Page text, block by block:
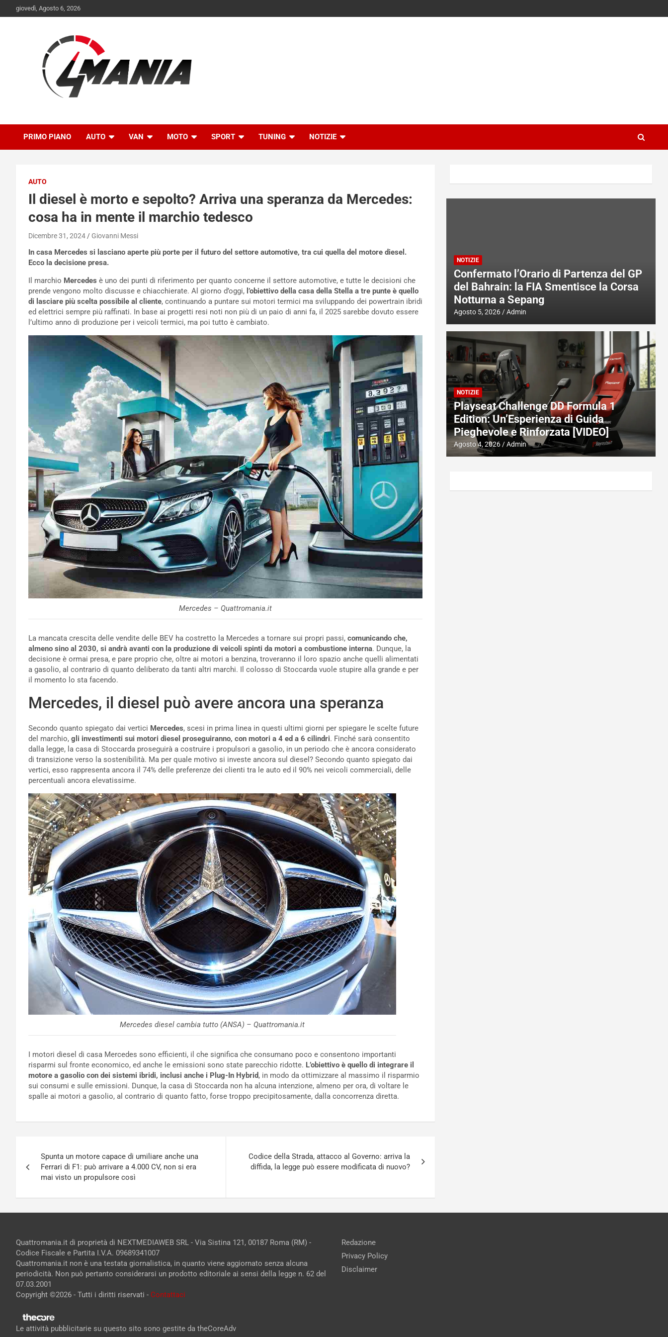
to
giovedì, Agosto 6, 2026
QuattroMania
PRIMO PIANO AUTO VAN MOTO SPORT TUNING NOTIZIE
AUTO
Il diesel è morto e sepolto? Arriva una speranza da Mercedes:
cosa ha in mente il marchio tedesco
Dicembre 31, 2024 Giovanni Messi
In casa Mercedes si lasciano aperte più porte per il futuro del settore automotive, tra cui quella del motore diesel.
Ecco la decisione presa.
Il marchio Mercedes è uno dei punti di riferimento per quanto concerne il settore automotive, e tutte le decisioni che
prende vengono molto discusse e chiacchierate. Al giorno d’oggi, l’obiettivo della casa della Stella a tre punte è quello
di lasciare più scelta possibile al cliente, continuando a puntare sui motori termici ma sviluppando dei powertrain ibridi
ed elettrici sempre più raffinati. In base ai progetti resi noti non più di un paio di anni fa, il 2025 sarebbe dovuto essere
l’ultimo anno di produzione per i veicoli termici, ma poi tutto è cambiato.
Mercedes – Quattromania.it
La mancata crescita delle vendite delle BEV ha costretto la Mercedes a tornare sui propri passi, comunicando che,
almeno sino al 2030, si andrà avanti con la produzione di veicoli spinti da motori a combustione interna. Dunque, la
decisione è ormai presa, e pare proprio che, oltre ai motori a benzina, troveranno il loro spazio anche quelli alimentati
a gasolio, al contrario di quanto deliberato da tanti altri marchi. Il colosso di Stoccarda vuole stupire alla grande e per
il momento lo sta facendo.
Mercedes, il diesel può avere ancora una speranza
Secondo quanto spiegato dai vertici Mercedes, scesi in prima linea in questi ultimi giorni per spiegare le scelte future
del marchio, gli investimenti sui motori diesel proseguiranno, con motori a 4 ed a 6 cilindri. Finché sarà consentito
dalla legge, la casa di Stoccarda proseguirà a costruire i propulsori a gasolio, in un periodo che è ancora considerato
di transizione verso la sostenibilità. Ma per quale motivo si investe ancora sul diesel? Secondo quanto spiegato dai
vertici, esso rappresenta ancora il 74% delle preferenze dei clienti tra le auto ed il 90% nei veicoli commerciali, delle
percentuali ancora elevatissime.
Mercedes diesel cambia tutto (ANSA) – Quattromania.it
I motori diesel di casa Mercedes sono efficienti, il che significa che consumano poco e consentono importanti
risparmi sul fronte economico, ed anche le emissioni sono state parecchio ridotte. L’obiettivo è quello di integrare il
motore a gasolio con dei sistemi ibridi, inclusi anche i Plug-In Hybrid, in modo da ottimizzare al massimo il risparmio
sui consumi e sulle emissioni. Dunque, la casa di Stoccarda non ha alcuna intenzione, almeno per ora, di voltare le
spalle ai motori a gasolio, al contrario di quanto fatto, forse troppo precipitosamente, dalla concorrenza diretta.
articoli
Spunta un motore capace di umiliare anche una
Ferrari di F1: può arrivare a 4.000 CV, non si era
mai visto un propulsore così
Codice della Strada, attacco al Governo: arriva la
diffida, la legge può essere modificata di nuovo?
NOTIZIE
Confermato l’Orario di Partenza del GP
del Bahrain: la FIA Smentisce la Corsa
Notturna a Sepang
Agosto 5, 2026 Admin
NOTIZIE
Playseat Challenge DD Formula 1
Edition: Un’Esperienza di Guida
Pieghevole e Rinforzata [VIDEO]
Agosto 4, 2026 Admin
Quattromania.it di proprietà di NEXTMEDIAWEB SRL - Via Sistina 121, 00187 Roma (RM) -
Codice Fiscale e Partita I.V.A. 09689341007
Quattromania.it non è una testata giornalistica, in quanto viene aggiornato senza alcuna
periodicità. Non può pertanto considerarsi un prodotto editoriale ai sensi della legge n. 62 del
07.03.2001
Copyright ©2026 - Tutti i diritti riservati - Contattaci
Le attività pubblicitarie su questo sito sono gestite da theCoreAdv
Redazione
Privacy Policy
Disclaimer